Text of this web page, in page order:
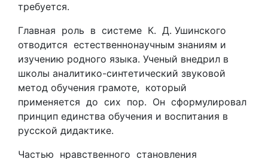
требуется.
Главная роль в системе К. Д. Ушинского
отводится естественнонаучным знаниям и
изучению родного языка. Ученый внедрил в
школы аналитико-синтетический звуковой
метод обучения грамоте, который
применяется до сих пор. Он сформулировал
принцип единства обучения и воспитания в
русской дидактике.
Частью нравственного становления